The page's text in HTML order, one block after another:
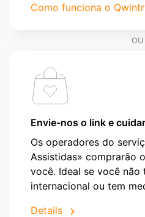
Como funciona o
OU
Envie-nos o link e
Os operadores do
Assistidas» comprarão
você. Ideal se você não
internacional ou tem
Details